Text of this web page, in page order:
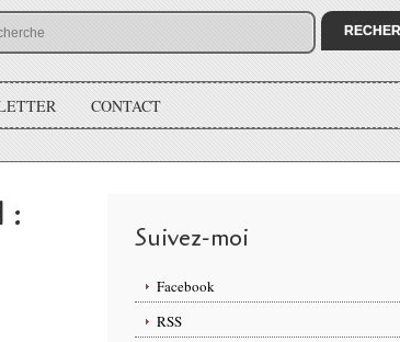
CONTACT
:
Suivez-moi
Facebook
RSS